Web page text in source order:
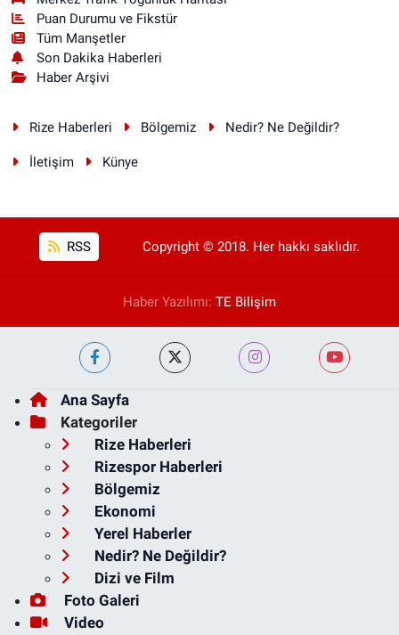
Puan Durumu ve Fikstür
Tüm Manşetler
Son Dakika Haberleri
Haber Arşivi
Rize Haberleri Bölgemiz Nedir? Ne Değildir?
İletişim Künye
RSS Copyright © 2018. Her hakkı saklıdır.
Haber Yazılımı: TE Bilişim
Ana Sayfa
Kategoriler
Rize Haberleri
Rizespor Haberleri
Bölgemiz
Ekonomi
Yerel Haberler
Nedir? Ne Değildir?
Dizi ve Film
Foto Galeri
Video